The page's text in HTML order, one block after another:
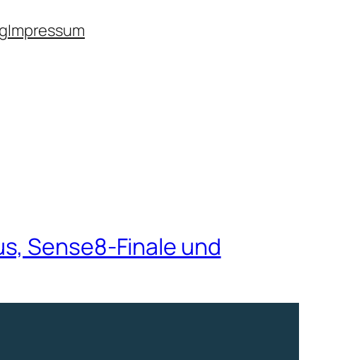
Impressum
Sense8-Finale und